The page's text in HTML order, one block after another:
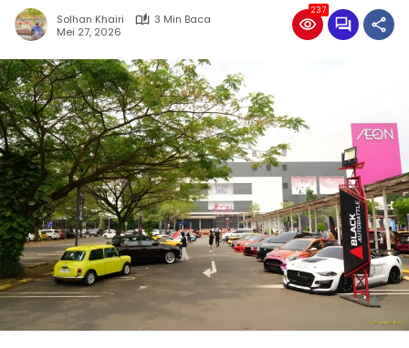
Solhan Khairi
3 Min Baca
Mei 27, 2026
237